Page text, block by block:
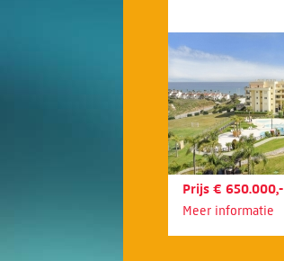
Prijs € 650.000,-
Meer informatie